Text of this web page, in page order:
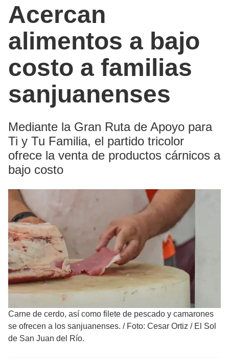
Acercan
alimentos a bajo
costo a familias
sanjuanenses
Mediante la Gran Ruta de Apoyo para
Ti y Tu Familia, el partido tricolor
ofrece la venta de productos cárnicos a
bajo costo
Carne de cerdo, así como filete de pescado y camarones
se ofrecen a los sanjuanenses. / Foto: Cesar Ortiz / El Sol
de San Juan del Río.